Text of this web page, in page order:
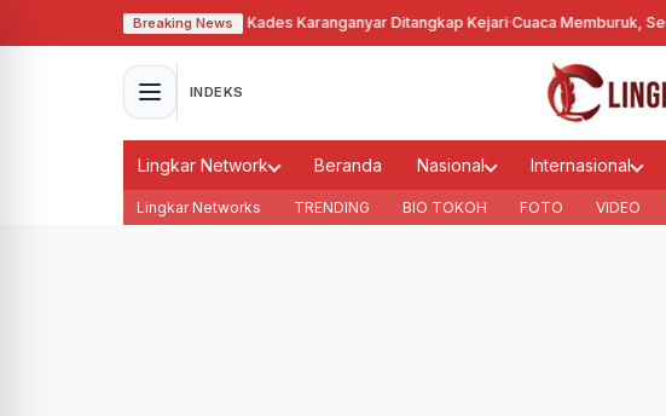
Breaking News
Tanah Bengkok, Kades Karanganyar Ditangkap Kejari·Cuaca Memburuk,
INDEKS
Lingkar Network Beranda Nasional Internasional
Lingkar Networks TRENDING BIO TOKOH FOTO VIDEO